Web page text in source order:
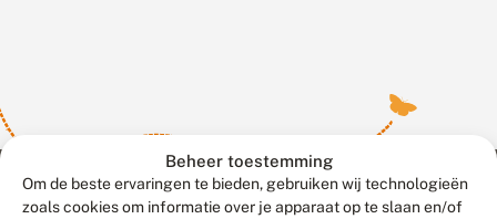
Beheer toestemming
Om de beste ervaringen te bieden, gebruiken wij technologieën
zoals cookies om informatie over je apparaat op te slaan en/of